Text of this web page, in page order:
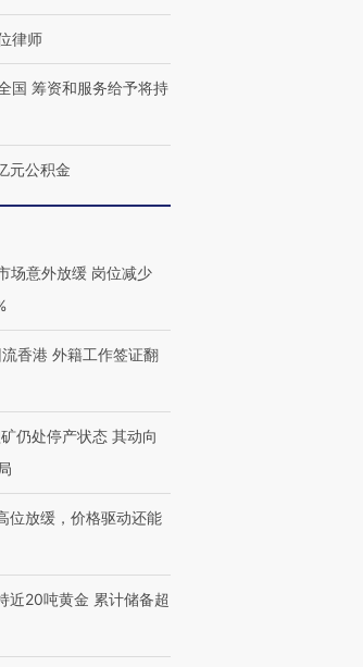
律师
国 筹资和服务给予将持
元公积金
场意外放缓 岗位减少
香港 外籍工作签证翻
仍处停产状态 其动向
位放缓，价格驱动还能
近20吨黄金 累计储备超